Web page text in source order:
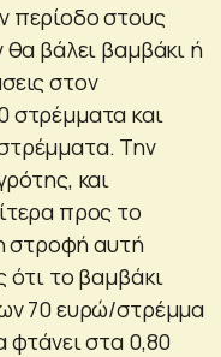
περίοδο στους
θα βάλει βαμβάκι ή
στον
στρέμματα και
Την
και
προς το
στροφή αυτή
ότι το βαμβάκι
70 ευρώ/στρέμμα
φτάνει στα 0,80